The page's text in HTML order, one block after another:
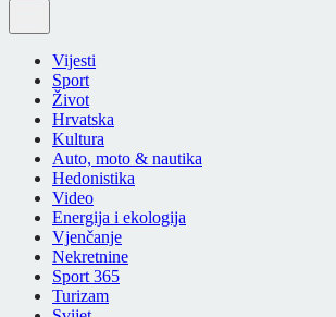
Vijesti
Sport
Život
Hrvatska
Kultura
Auto, moto & nautika
Hedonistika
Video
Energija i ekologija
Vjenčanje
Nekretnine
Sport 365
Turizam